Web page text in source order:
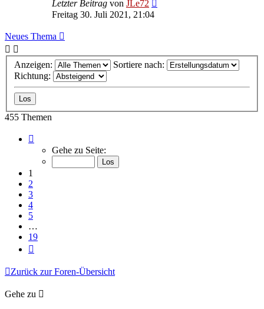
Letzter Beitrag von JLe72
Freitag 30. Juli 2021, 21:04
Neues Thema
Anzeigen:
Sortiere nach:
Richtung:
455 Themen
von
Gehe zu Seite:
1
2
3
4
5
…
19
Zurück zur Foren-Übersicht
Gehe zu